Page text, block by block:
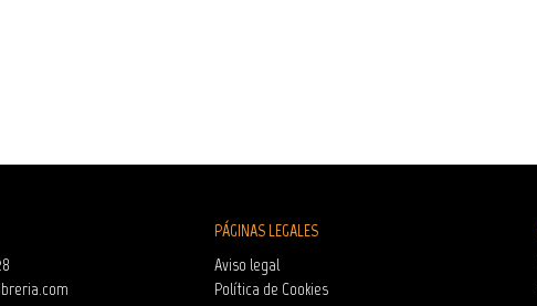
PÁGINAS LEGALES
Aviso legal
Política de Cookies